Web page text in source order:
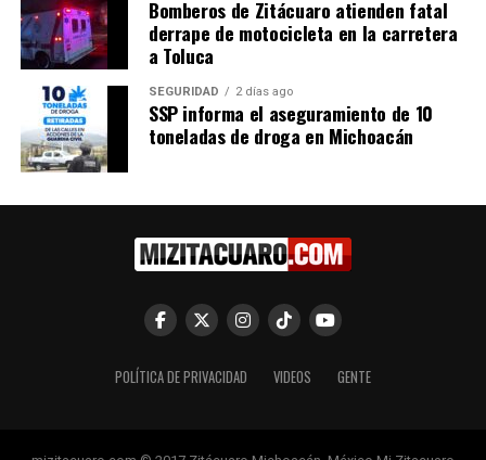
En "Congreso"
RELATED TOPICS: ARTICULO DESTACADO
UP NEXT
Víctor Manríquez reconoce labor del Fiscal Adrián López
Solís y llama a garantizar continuidad institucional en la
Diputada Belinda Iturbide propone declarar 17 de
octubre como Día de “Cuca” García en Michoacán
Bomberos de Zitácuaro atienden fatal
derrape de motocicleta en la carretera
a Toluca
SEGURIDAD 2 días ago
SSP informa el aseguramiento de 10
toneladas de droga en Michoacán
POLÍTICA DE PRIVACIDAD VIDEOS GENTE